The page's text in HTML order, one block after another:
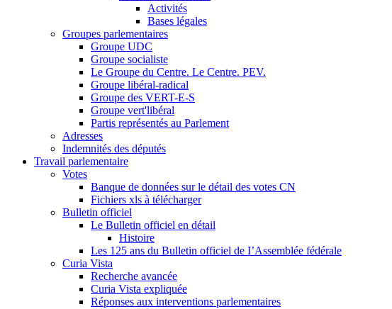
Activités
Bases légales
Groupes parlementaires
Groupe UDC
Groupe socialiste
Le Groupe du Centre. Le Centre. PEV.
Groupe libéral-radical
Groupe des VERT-E-S
Groupe vert'libéral
Partis représentés au Parlement
Adresses
Indemnités des députés
Travail parlementaire
Votes
Banque de données sur le détail des votes CN
Fichiers xls à télécharger
Bulletin officiel
Le Bulletin officiel en détail
Histoire
Les 125 ans du Bulletin officiel de I’Assemblée fédérale
Curia Vista
Recherche avancée
Curia Vista expliquée
Réponses aux interventions parlementaires